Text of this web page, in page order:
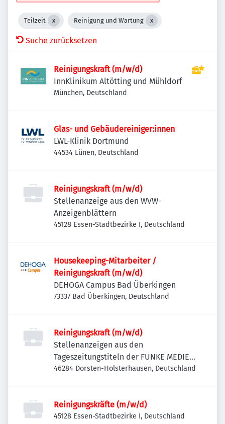
Teilzeit Reinigung und Wartung
Suche zurücksetzen
Reinigungskraft (m/w/d)
InnKlinikum Altötting und Mühldorf
München, Deutschland
Glas- und Gebäudereiniger:innen
LWL-Klinik Dortmund
44534 Lünen, Deutschland
Reinigungskraft (m/w/d)
Stellenanzeige aus den WVW-
Anzeigenblättern
45128 Essen-Stadtbezirke I, Deutschland
Housekeeping-Mitarbeiter /
Reinigungskraft (m/w/d)
DEHOGA Campus Bad Überkingen
73337 Bad Überkingen, Deutschland
Reinigungskraft (m/w/d)
Stellenanzeigen aus den
Tageszeitungstiteln der FUNKE MEDIEN
NRW
46284 Dorsten-Holsterhausen, Deutschland
Reinigungskräfte (m/w/d)
45128 Essen-Stadtbezirke I, Deutschland